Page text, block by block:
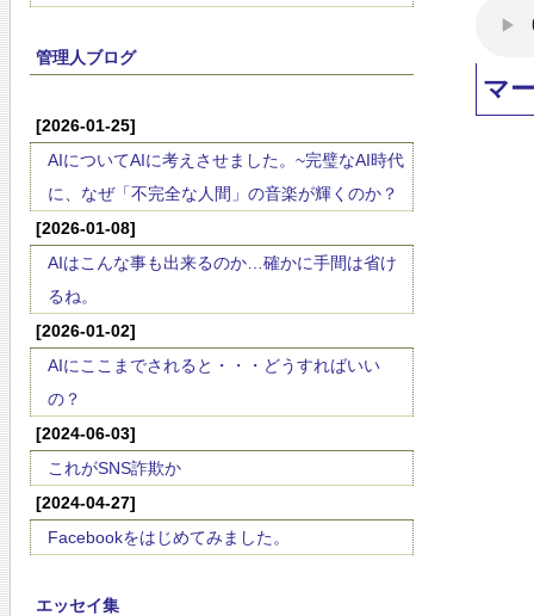
管理人ブログ
[2026-01-25]
AIについてAIに考えさせました。~完璧なAI時代
に、なぜ「不完全な人間」の音楽が輝くのか？
[2026-01-08]
AIはこんな事も出来るのか…確かに手間は省け
るね。
[2026-01-02]
AIにここまでされると・・・どうすればいい
の？
[2024-06-03]
これがSNS詐欺か
[2024-04-27]
Facebookをはじめてみました。
エッセイ集
マ